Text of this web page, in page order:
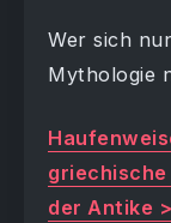
Wer sich
Mythologie
griechische
der Antike